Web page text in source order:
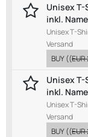
Unisex T-
inkl.
Unisex T-
Versand
BUY((
Unisex T-
inkl.
Unisex T-
Versand
BUY((